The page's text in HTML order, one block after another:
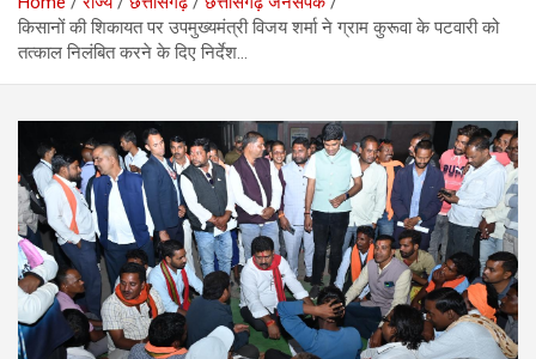
किसानों की शिकायत पर उपमुख्यमंत्री विजय शर्मा ने ग्राम कुरूवा के पटवारी को
तत्काल निलंबित करने के दिए निर्देश…